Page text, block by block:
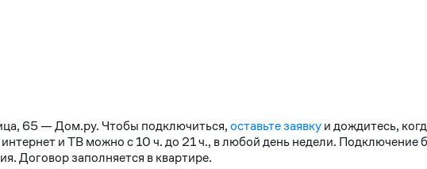
65 — Дом.ру. Чтобы подключиться,оставьте заявкуи дождитесь,
и ТВ можно с 10 ч. до 21 ч., в любой день недели. Подключение
Договор заполняется в квартире.